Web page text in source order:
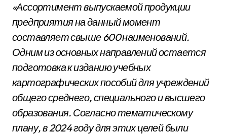
«Ассортимент выпускаемой продукции
предприятия на данный момент
составляет свыше 600 наименований.
Одним из основных направлений остается
подготовка к изданию учебных
картографических пособий для учреждений
общего среднего, специального и высшего
образования. Согласно тематическому
плану, в 2024 году для этих целей были